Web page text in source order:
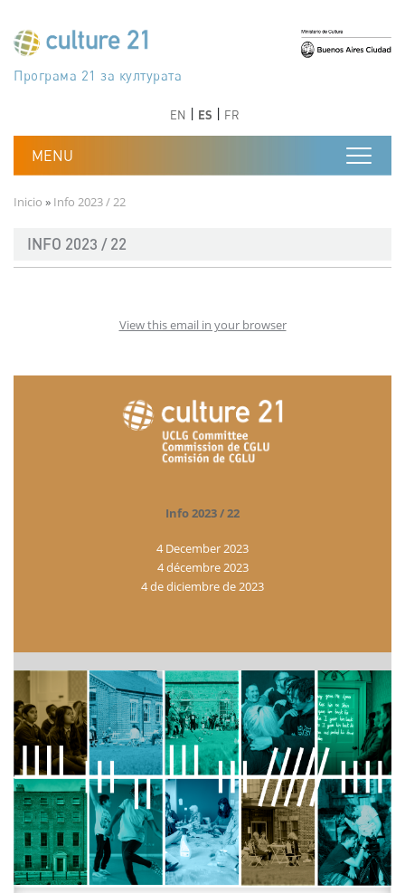
جدول أعمال القرن 21 للثقافة
Програма 21 за културата
Agenda 21 de la cultura
Agjenda 21 për kulturë
Agenda 21 van cultuur
Agenda 21 for culture
Kulturaren Agenda 21
Agenda 21 de la culture
Axenda 21 da cultura
Agenda 21 für Kultur
Agenda 21 della cultura
文化のためのアジェンダ21
دستورکار 21 برای فرهنگ
Agenda 21 dla kultury
Agenda 21 da cultura
Повестка дня 21 для культуры
Agenda 21 za kulturu
Agenda 21 de la cultura
Agenda 21 för kulturen
Kültür için Gündem 21
Порядок денний 21 для культури
EN ES FR
Ruta de navegación
Inicio Info 2023 / 22
INFO 2023 / 22
View this email in your browser
Info 2023 / 22
4 December 2023
4 décembre 2023
4 de diciembre de 2023